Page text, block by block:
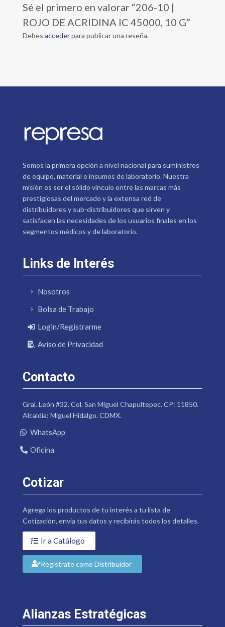
Sé el primero en valorar “206-10 |
ROJO DE ACRIDINA IC 45000, 10 G”
Debes accederpara publicar una reseña.
Somos la primera opción a nivel nacional para suministros
de equipo, material e insumos de laboratorio. Nuestra
misión es ser el sólido vínculo entre las marcas más
prestigiosas del mercado y la extensa red de
distribuidores y sub-distribuidores que sirven y
satisfacen las necesidades de los usuarios finales en los
segmentos médicos y de laboratorio.
Links de Interés
Nosotros
Bolsa de Trabajo
Login/Registrarme
Aviso de Privacidad
Contacto
Gral. León #32. Col. San Miguel Chapultepec. CP: 11850.
Alcaldía: Miguel Hidalgo. CDMX.
WhatsApp
Oficina
Cotizar
Agrega los productos de tu interés a tu lista de
Cotización, envía tus datos y recibirás todos los detalles.
Ir a Catálogo
Regístrate como Distribuidor
Alianzas Estratégicas